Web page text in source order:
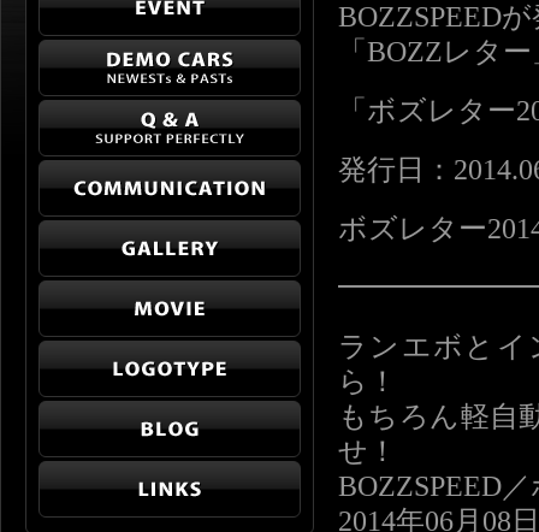
BOZZSPEED
「BOZZレタ
「ボズレター
発行日：
ボズレター
ランエボとイ
ら！
もちろん軽自
せ！
BOZZSPEED
2014年06月08